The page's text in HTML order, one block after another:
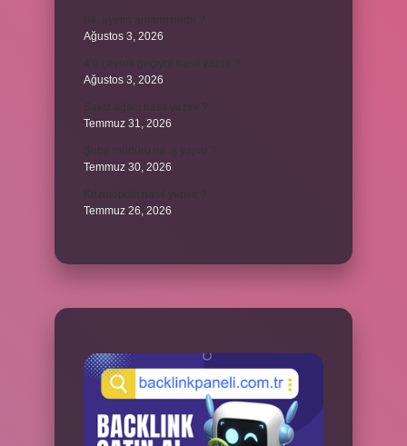
Ağustos 3, 2026
Ağustos 3, 2026
Temmuz 31, 2026
Temmuz 30, 2026
Temmuz 26, 2026